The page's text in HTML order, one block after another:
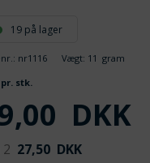
19 på lager
nr1116 Vægt: 11 gram
stk.
DKK
2 27,50 DKK